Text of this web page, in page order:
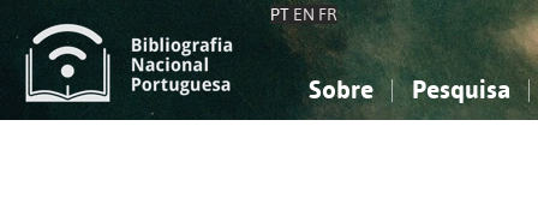
PT EN FR
Sobre Pesquisa